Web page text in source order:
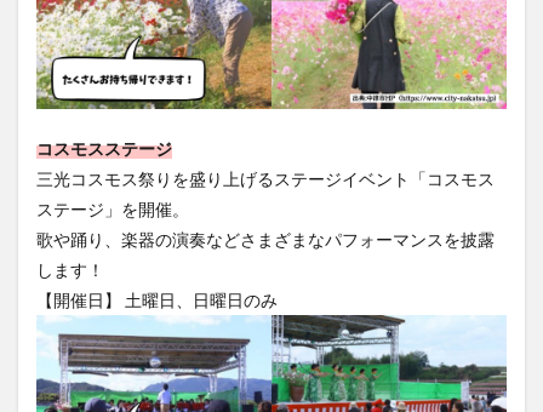
コスモスステージ
三光コスモス祭りを盛り上げるステージイベント「コスモス
ステージ」を開催。
歌や踊り、楽器の演奏などさまざまなパフォーマンスを披露
します！
【開催日】 土曜日、日曜日のみ